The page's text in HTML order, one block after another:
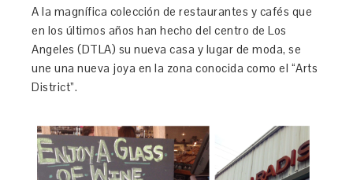
A la magnífica colección de restaurantes y cafés que
en los últimos años han hecho del centro de Los
Angeles (DTLA) su nueva casa y lugar de moda, se
une una nueva joya en la zona conocida como el “Arts
District”.